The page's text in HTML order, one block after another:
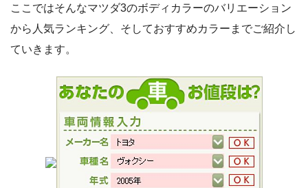
ここではそんなマツダ3のボディカラーのバリエーション
から人気ランキング、そしておすすめカラーまでご紹介し
ていきます。